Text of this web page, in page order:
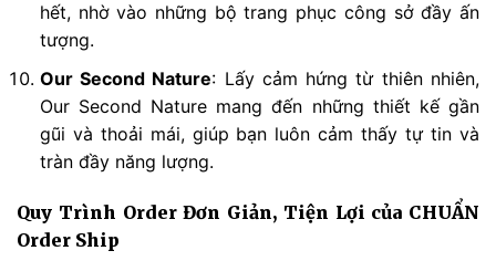
hết, nhờ vào những bộ trang phục công sở đầy ấn
tượng.
Our Second Nature: Lấy cảm hứng từ thiên nhiên,
Our Second Nature mang đến những thiết kế gần
gũi và thoải mái, giúp bạn luôn cảm thấy tự tin và
tràn đầy năng lượng.
Quy Trình Order Đơn Giản, Tiện Lợi của CHUẨN
Order Ship